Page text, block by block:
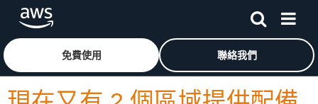
跳至主要內容按一下這裡可返回 Amazon Web Services 首頁
免費使用 聯絡我們